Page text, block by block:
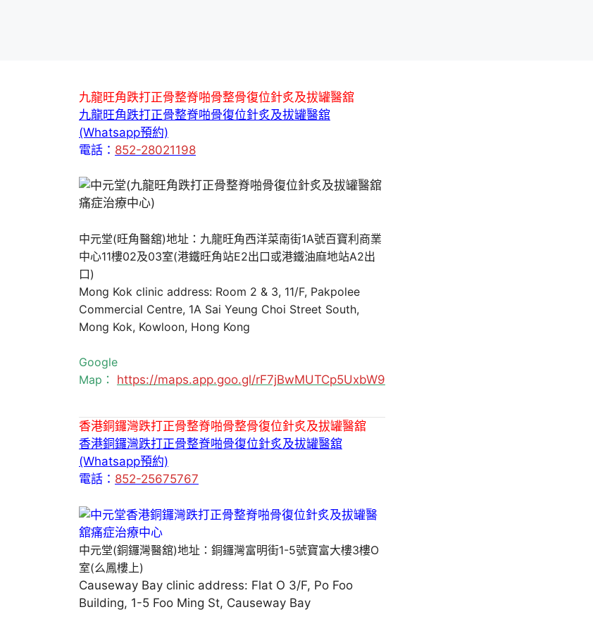
九龍旺角跌打正骨整脊啪骨整骨復位針炙及拔罐醫舘
九龍旺角跌打正骨整脊啪骨復位針炙及拔罐醫舘
(Whatsapp預約)
電話： 852-28021198
中元堂(旺角醫舘)地址：九龍旺角西洋菜南街1A號百寶利商業
中心11樓02及03室(港鐵旺角站E2出口或港鐵油麻地站A2出
口)
Mong Kok clinic address: Room 2 & 3, 11/F, Pakpolee
Commercial Centre, 1A Sai Yeung Choi Street South,
Mong Kok, Kowloon, Hong Kong
Google
Map： https://maps.app.goo.gl/rF7jBwMUTCp5UxbW9
香港銅鑼灣跌打正骨整脊啪骨整骨復位針炙及拔罐醫舘
香港銅鑼灣跌打正骨整脊啪骨復位針炙及拔罐醫舘
(Whatsapp預約)
電話： 852-25675767
中元堂(銅鑼灣醫舘)地址：銅鑼灣富明街1-5號寶富大樓3樓O
室(么鳳樓上)
Causeway Bay clinic address: Flat O 3/F, Po Foo
Building, 1-5 Foo Ming St, Causeway Bay